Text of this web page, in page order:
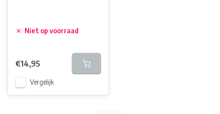
Niet op voorraad
€14,95
Vergelijk